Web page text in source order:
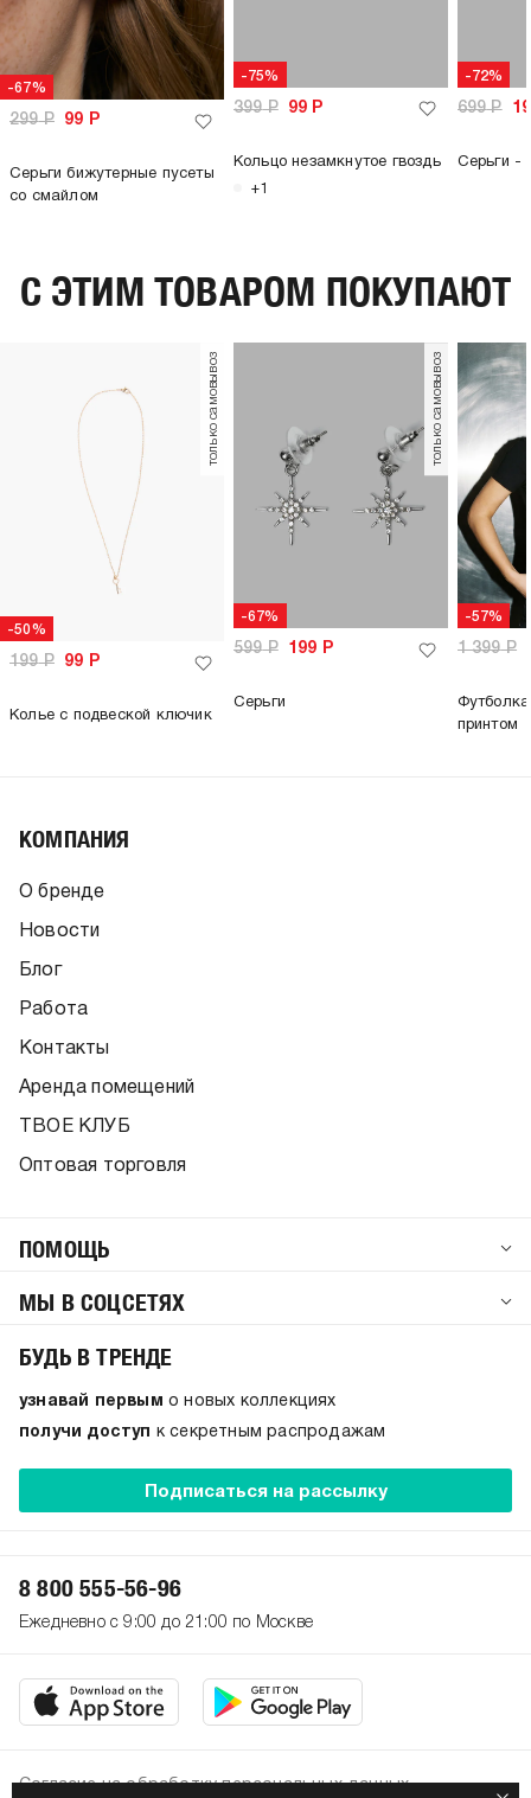
-67%
299Р 99 Р
Серьги бижутерные пусеты
со смайлом
-75%
399Р 99 Р
Кольцо незамкнутое гвоздь
+1
-72%
699Р
Серьги -
C ЭТИМ ТОВАРОМ ПОКУПАЮТ
-50%
только самовывоз
199Р 99 Р
Колье с подвеской ключик
-67%
только самовывоз
599Р 199 Р
Серьги
-57%
1 399Р
принтом
КОМПАНИЯ
О бренде
Новости
Блог
Работа
Контакты
Аренда помещений
ТВОЕ КЛУБ
Оптовая торговля
ПОМОЩЬ
МЫ В СОЦСЕТЯХ
БУДЬ В ТРЕНДЕ
узнавай первым о новых коллекциях
получи доступ
к секретным распродажам
Подписаться на рассылку
8 800 555-56-96
Ежедневно с 9:00 до 21:00 по Москве
Согласие на обработку персональных данных